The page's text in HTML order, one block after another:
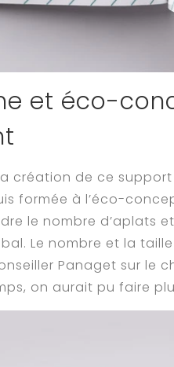
et éco-
création de ce
formée à l’éco-
le nombre d’aplats
Le nombre et la
Panaget sur le
on aurait pu faire